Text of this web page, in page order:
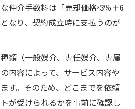
仲介手数料は「売却価格×3％＋6
なり、契約成立時に支払うのが
類（一般媒介、専任媒介、専属
内容によって、サービス内容や
す。そのため、どこまでを依頼
が受けられるかを事前に確認し